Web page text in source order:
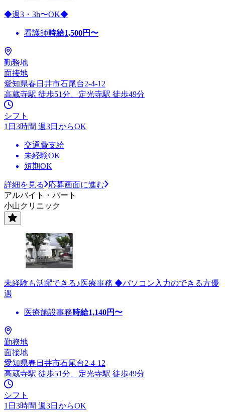
◆週3・3h〜OK◆
看護師時給1,500円〜
勤務地
面接地
愛知県春日井市石尾台2-4-12
高蔵寺駅 徒歩51分、定光寺駅 徒歩49分
シフト
1日3時間 週3日からOK
交通費支給
未経験OK
短期OK
詳細を見る
応募画面に進む
アルバイト・パート
小山クリニック
未経験も活躍できる♪医療事務 ◆パソコン入力のできる方優
遇
医療施設事務時給1,140円〜
勤務地
面接地
愛知県春日井市石尾台2-4-12
高蔵寺駅 徒歩51分、定光寺駅 徒歩49分
シフト
1日3時間 週3日からOK